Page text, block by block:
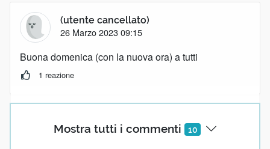
Mostra tutti i commenti 10
(utente cancellato)
26 Marzo 2023 09:15
Buona domenica (con la nuova ora) a tutti
1 reazione
(utente cancellato)
26 Marzo 2023 09:27